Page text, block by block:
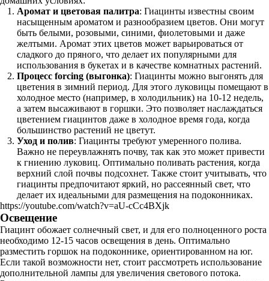
Аромат и цветовая палитра: Гиацинты известны своим
насыщенным ароматом и разнообразием цветов. Они могут
быть белыми, розовыми, синими, фиолетовыми и даже
желтыми. Аромат этих цветов может варьироваться от
сладкого до пряного, что делает их популярными для
использования в букетах и в качестве комнатных растений.
Процесс forcing (выгонка): Гиацинты можно выгонять для
цветения в зимний период. Для этого луковицы помещают в
холодное место (например, в холодильник) на 10-12 недель,
а затем высаживают в горшки. Это позволяет наслаждаться
цветением гиацинтов даже в холодное время года, когда
большинство растений не цветут.
Уход и полив: Гиацинты требуют умеренного полива.
Важно не переувлажнять почву, так как это может привести
к гниению луковиц. Оптимально поливать растения, когда
верхний слой почвы подсохнет. Также стоит учитывать, что
гиацинты предпочитают яркий, но рассеянный свет, что
делает их идеальными для размещения на подоконниках.
https://youtube.com/watch?v=aU-cCc4BXjk
Освещение
Гиацинт обожает солнечный свет, и для его полноценного роста
необходимо 12-15 часов освещения в день. Оптимально
разместить горшок на подоконнике, ориентированном на юг.
Если такой возможности нет, стоит рассмотреть использование
дополнительной лампы для увеличения светового потока.